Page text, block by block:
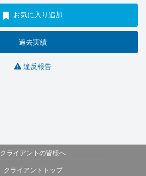
お気に入り追加
過去実績
違反報告
クライアントの皆様へ
クライアントトップ